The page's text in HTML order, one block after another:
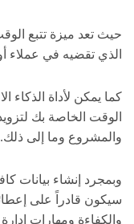
حيث تعد ميزة تتبع
الذي تقضيه في عملاء
كما يمكن لأداة الذكاء
الوقت الخاصة بك
والمشروع وما إلى ذلك.
وبمجرد إنشاء بيانات
سيكون قادراً على
والكفاءة ومهارات